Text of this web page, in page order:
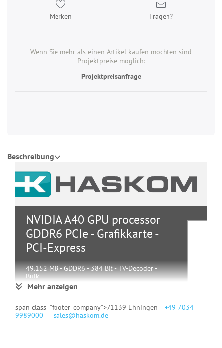
Merken Fragen?
Wenn Sie mehr als einen Artikel kaufen möchten sind
Projektpreise möglich:
Projektpreisanfrage
Beschreibung
NVIDIA A40 GPU processor
GDDR6 PCIe - Grafikkarte -
PCI-Express
49.152 MB - GDDR6 - 384 Bit - TV-Decoder -
Bulk
Hersteller
Mehr anzeigen
span class="footer_company">71139 Ehningen
+49 7034
9989000
sales@haskom.de